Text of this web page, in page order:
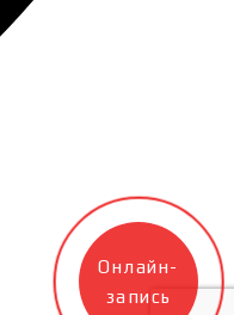
Онлайн-
запись